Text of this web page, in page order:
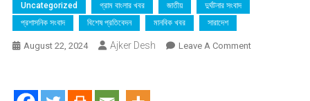
Uncategorized গ্রাম বাংলার খবর জাতীয়
দুর্ঘটনার সংবাদ
প্রশাসনিক সংবাদ
বিশেষ প্রতিবেদন মানবিক খবর সারাদেশ
August 22, 2024 Ajker Desh Leave A CommentOn